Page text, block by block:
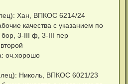
Хан, ВПКОС 6214/24
качества с указанием по
бор, 3-III ф, 3-III пер
оч.хорошо
Николь, ВПКОС 6021/23